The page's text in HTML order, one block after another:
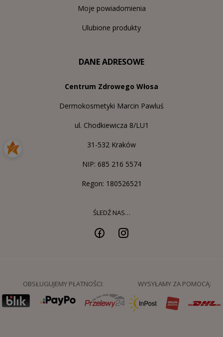
Moje powiadomienia
Ulubione produkty
DANE ADRESOWE
Centrum Zdrowego Włosa
Dermokosmetyki Marcin Pawluś
ul. Chodkiewicza 8/LU1
31-532 Kraków
NIP: 685 216 5574
Regon: 180526521
ŚLEDŹ NAS…
OBSŁUGUJEMY PŁATNOŚCI: WYSYŁAMY ZA POMOCĄ: